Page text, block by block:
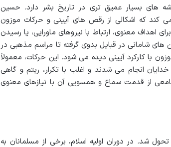
های بسیار عمیق تری در تاریخ بشر دارد. حسین
می کند که اشکالی از رقص های آیینی و حرکات موزون
اهداف معنوی، ارتباط با نیروهای ماورایی، یا رسیدن
های شامانی در قبایل بدوی گرفته تا مراسم مذهبی در
با کارکرد آیینی دیده می شود. این حرکات، معمولاً
انجام می شدند و اغلب با تکرار، ریتم و گاهی
از قدمت سماع و همسویی آن با نیازهای معنوی
شد. در دوران اولیه اسلام، برخی از مسلمانان به